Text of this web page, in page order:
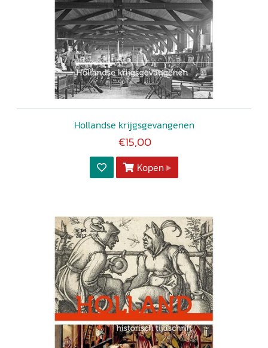
Hollandse krijgsgevangenen
€15,00
Kopen